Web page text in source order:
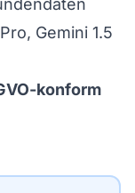
Gemini 1.5
konform